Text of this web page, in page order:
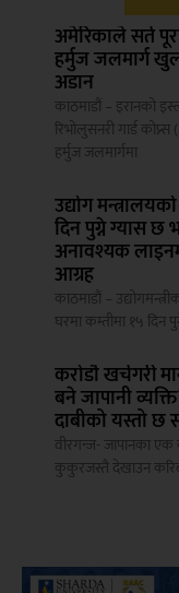
अमेरिकाले सर्त
हर्मुज जलमार्ग
अडान
काठमाडौं – इरानको
रिभोलुसनरी गार्ड
हर्मुज जलमार्गमा
उद्योग
दिन पुग्ने ग्यास छ
अनावश्यक
आग्रह
काठमाडौं –
घरमा कम्तीमा १५ दिन
करोडौ खर्चगरी
बने जापानी
दाबीको यस्तो छ
वीरगन्ज- जापानका
कुकुरजस्तै देखाउन